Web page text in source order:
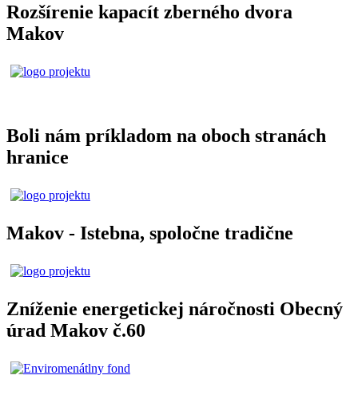
Rozšírenie kapacít zberného dvora
Makov
Boli nám príkladom na oboch stranách
hranice
Makov - Istebna, spoločne tradične
Zníženie energetickej náročnosti Obecný
úrad Makov č.60